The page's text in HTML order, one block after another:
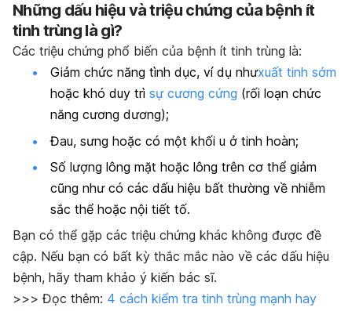
Những dấu hiệu và triệu chứng của bệnh ít
tinh trùng là gì?
Các triệu chứng phổ biến của bệnh ít tinh trùng là:
Giảm chức năng tình dục, ví dụ nhưxuất tinh sớm
hoặc khó duy trì sự cương cứng (rối loạn chức
năng cương dương);
Đau, sưng hoặc có một khối u ở tinh hoàn;
Số lượng lông mặt hoặc lông trên cơ thể giảm
cũng như có các dấu hiệu bất thường về nhiễm
sắc thể hoặc nội tiết tố.
Bạn có thể gặp các triệu chứng khác không được đề
cập. Nếu bạn có bất kỳ thắc mắc nào về các dấu hiệu
bệnh, hãy tham khảo ý kiến bác sĩ.
>>> Đọc thêm: 4 cách kiểm tra tinh trùng mạnh hay